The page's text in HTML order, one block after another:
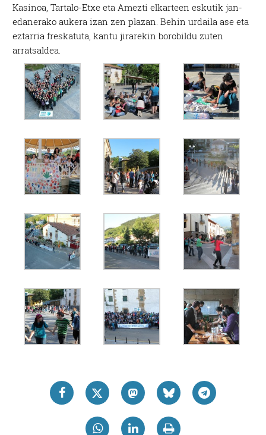
Kasinoa, Tartalo-Etxe eta Amezti elkarteen eskutik jan-
edanerako aukera izan zen plazan. Behin urdaila ase eta
eztarria freskatuta, kantu jirarekin borobildu zuten
arratsaldea.